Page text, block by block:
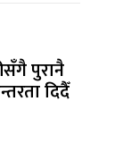
पुरानै
दिदैँ